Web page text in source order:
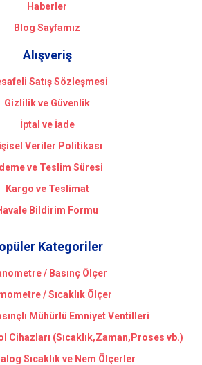
Haberler
Blog Sayfamız
Alışveriş
Satış Sözleşmesi
Gizlilik ve Güvenlik
İptal ve İade
Veriler Politikası
ve Teslim Süresi
Kargo ve Teslimat
Bildirim Formu
Kategoriler
/ Basınç Ölçer
/ Sıcaklık Ölçer
Mühürlü Emniyet Ventilleri
Cihazları (Sıcaklık,Zaman,Proses vb.)
Sıcaklık ve Nem Ölçerler